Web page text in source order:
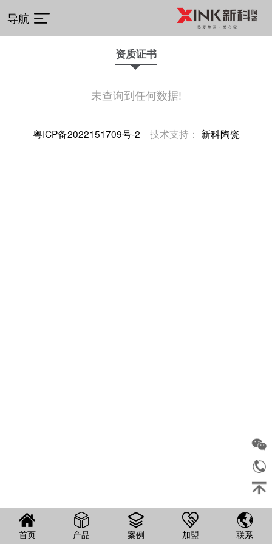
导航
资质证书
未查询到任何数据!
粤ICP备2022151709号-2 技术支持： 新科陶瓷
首页 产品 案例 加盟 联系